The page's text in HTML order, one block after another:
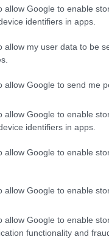
allow Google to enable
identifiers in apps.
allow my user data to be
allow Google to send me
allow Google to enable
identifiers in apps.
allow Google to enable
allow Google to enable
allow Google to enable
functionality and
news da